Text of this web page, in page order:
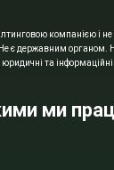
компанією і
є державним органом.
та інформаційні
ми